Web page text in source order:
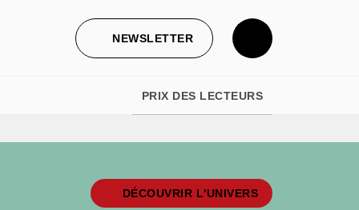
NEWSLETTER
PRIX DES LECTEURS
DÉCOUVRIR L'UNIVERS